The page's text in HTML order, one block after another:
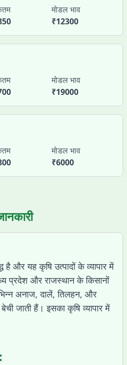
मोडल भाव
₹12300
मोडल भाव
₹19000
मोडल भाव
₹6000
है और यह कृषि उत्पादों के व्यापार में
प्रदेश और राजस्थान के किसानों
अनाज, दालें, तिलहन, और
जाती हैं। इसका कृषि व्यापार में